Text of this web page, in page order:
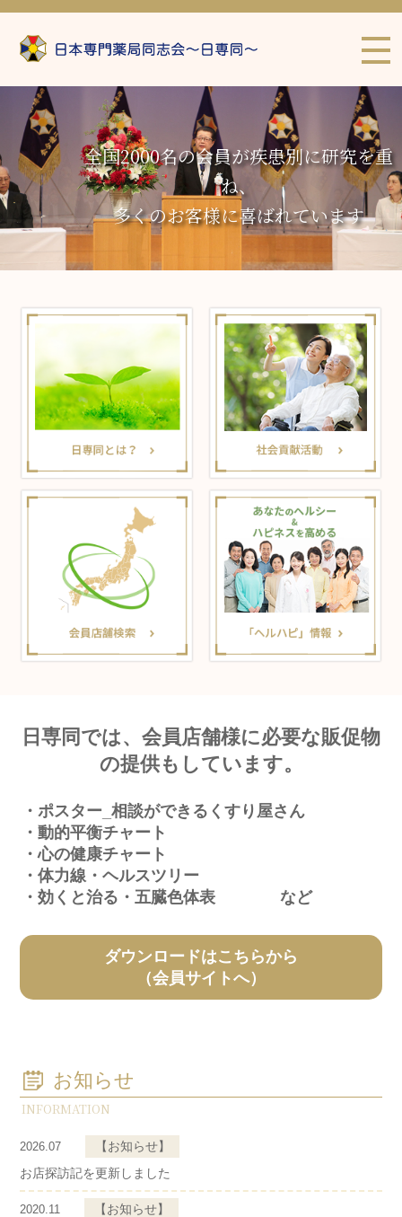
全国2000名の会員が疾患別に研究を重
ね、
多くのお客様に喜ばれています
日専同では、会員店舗様に必要な販促物
の提供もしています。
・ポスター_相談ができるくすり屋さん
・動的平衡チャート
・心の健康チャート
・体力線・ヘルスツリー
・効くと治る・五臓色体表 など
ダウンロードはこちらから
（会員サイトへ）
お知らせ
2026.07
【お知らせ】
お店探訪記を更新しました
2020.11
【お知らせ】